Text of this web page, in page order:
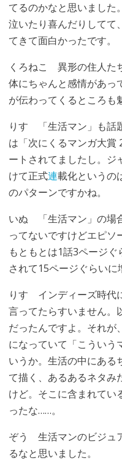
てるのかなと思いました
泣いたり喜んだりしてて
てきて面白かったです。
くろねこ
異形の住人た
体にちゃんと感情があっ
が伝わってくるところも
りす 「生活マン」も話
は「次にくるマンガ大賞
ートされてましたし。ジ
けて正式連載化というの
のパターンですかね。
いぬ 「生活マン」の場
ってないですけどエピソ
もともとは1話3ページ
されて15ページぐらいに
りす インディーズ時代
言ってたらすいません。
だったんですよ。それが
になっていて「こういう
いうか。生活の中にある
て描く、あるあるネタみ
けど。そこに含まれてい
ったな……。
ぞう
生活マンのビジュ
るなと思いました。